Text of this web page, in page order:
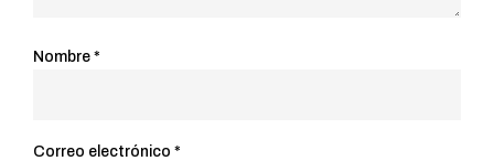
Nombre *
Correo electrónico *